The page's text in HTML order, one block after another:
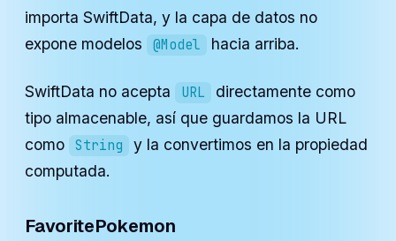
importa SwiftData, y la capa de datos no
expone modelos
@Model hacia arriba.
SwiftData no acepta URL
directamente como
tipo almacenable, así que guardamos la URL
como String
y la convertimos en la propiedad
computada.
FavoritePokemon